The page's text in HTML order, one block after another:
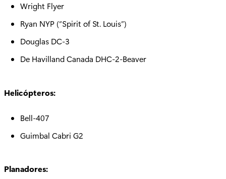
Wright Flyer
Ryan NYP (“Spirit of St. Louis”)
Douglas DC-3
De Havilland Canada DHC-2-Beaver
Helicópteros:
Bell-407
Guimbal Cabri G2
Planadores: